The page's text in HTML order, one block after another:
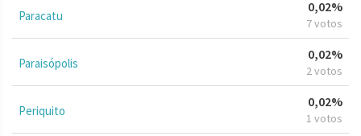
Paracatu
0,02%
7 votos
Paraisópolis
0,02%
2 votos
Periquito
0,02%
1 votos